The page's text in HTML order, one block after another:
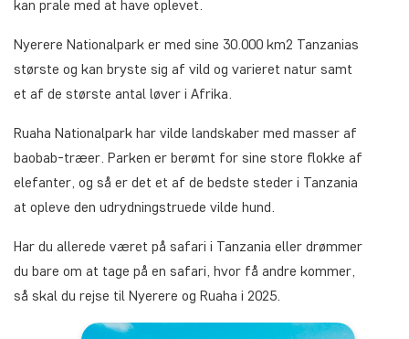
kan prale med at have oplevet.
Nyerere Nationalpark er med sine 30.000 km2 Tanzanias
største og kan bryste sig af vild og varieret natur samt
et af de største antal løver i Afrika.
Ruaha Nationalpark har vilde landskaber med masser af
baobab-træer. Parken er berømt for sine store flokke af
elefanter, og så er det et af de bedste steder i Tanzania
at opleve den udrydningstruede vilde hund.
Har du allerede været på safari i Tanzania eller drømmer
du bare om at tage på en safari, hvor få andre kommer,
så skal du rejse til Nyerere og Ruaha i 2025.